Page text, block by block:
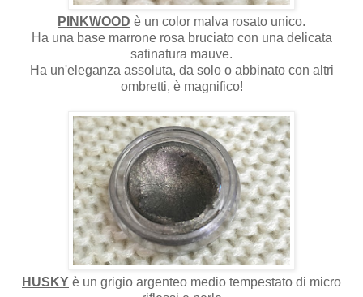
PINKWOOD è un color malva rosato unico.
Ha una base marrone rosa bruciato con una delicata
satinatura mauve.
Ha un'eleganza assoluta, da solo o abbinato con altri
ombretti, è magnifico!
HUSKY è un grigio argenteo medio tempestato di micro